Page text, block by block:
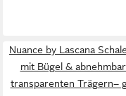
Nuance by Lascana
mit Bügel &
transparenten Trägern–